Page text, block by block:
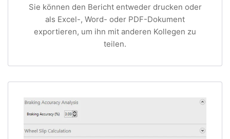
Sie können den Bericht entweder drucken oder
als Excel-, Word- oder PDF-Dokument
exportieren, um ihn mit anderen Kollegen zu
teilen.